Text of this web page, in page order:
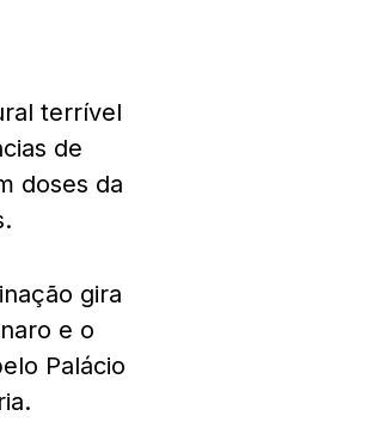
terrível
de
doses da
gira
e o
Palácio